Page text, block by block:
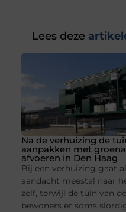
Lees deze
Na de verhuizing de
aanpakken met
afvoeren in Den Haag
Bij een verhuizing gaat
aandacht meestal naar
zelf, terwijl de tuin van
bewoners er soms